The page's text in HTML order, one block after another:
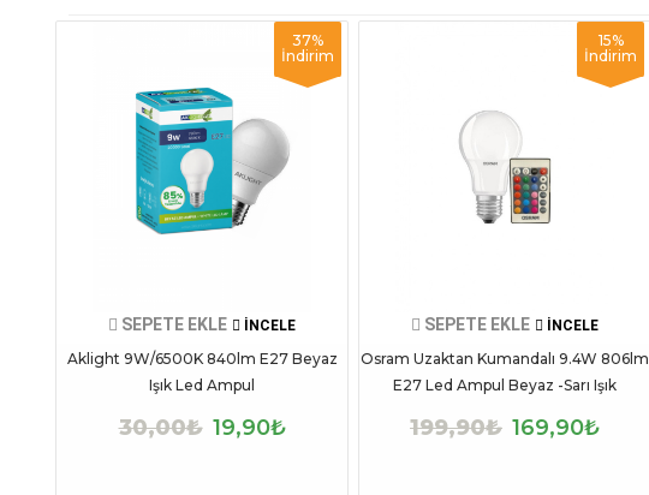
37%
İndirim
SEPETE EKLE İNCELE
Aklight 9W/6500K 840lm E27 Beyaz
Işık Led Ampul
30,00₺ 19,90₺
15%
İndirim
SEPETE EKLE İNCELE
Osram Uzaktan Kumandalı 9.4W 806lm
E27 Led Ampul Beyaz -Sarı Işık
199,90₺ 169,90₺